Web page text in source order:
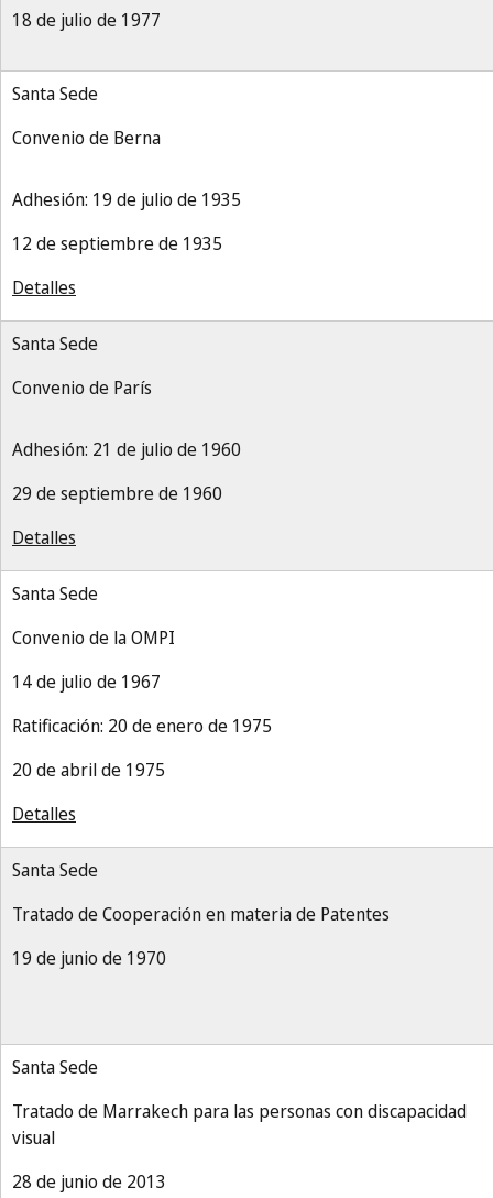
18 de julio de 1977
Santa Sede
Convenio de Berna
Adhesión: 19 de julio de 1935
12 de septiembre de 1935
Detalles
Santa Sede
Convenio de París
Adhesión: 21 de julio de 1960
29 de septiembre de 1960
Detalles
Santa Sede
Convenio de la OMPI
14 de julio de 1967
Ratificación: 20 de enero de 1975
20 de abril de 1975
Detalles
Santa Sede
Tratado de Cooperación en materia de Patentes
19 de junio de 1970
Santa Sede
Tratado de Marrakech para las personas con discapacidad
visual
28 de junio de 2013